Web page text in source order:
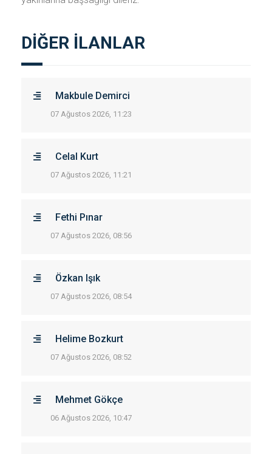
DİĞER İLANLAR
Makbule Demirci
07 Ağustos 2026, 11:23
Celal Kurt
07 Ağustos 2026, 11:21
Fethi Pınar
07 Ağustos 2026, 08:56
Özkan Işık
07 Ağustos 2026, 08:54
Helime Bozkurt
07 Ağustos 2026, 08:52
Mehmet Gökçe
06 Ağustos 2026, 10:47